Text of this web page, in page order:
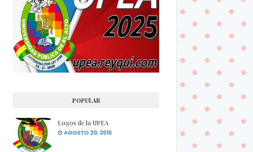
POPULAR
Logos de la UPEA
AGOSTO 20, 2010